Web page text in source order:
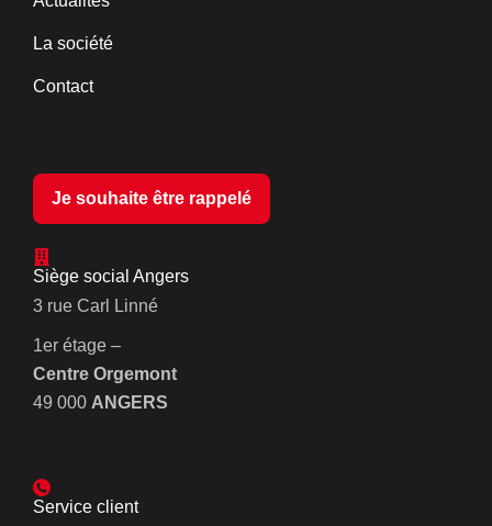
La société
Contact
Je souhaite être rappelé
Siège social Angers
3 rue Carl Linné
1er étage –
Centre Orgemont
49 000 ANGERS
Service client